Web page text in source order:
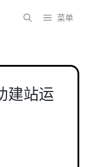
菜单
建站运